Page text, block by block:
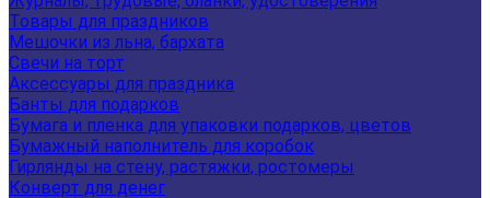
Товары для праздников
Мешочки из льна, бархата
Свечи на торт
Аксессуары для праздника
Банты для подарков
Бумага и пленка для упаковки подарков, цветов
Бумажный наполнитель для коробок
Гирлянды на стену, растяжки, ростомеры
Конверт для денег